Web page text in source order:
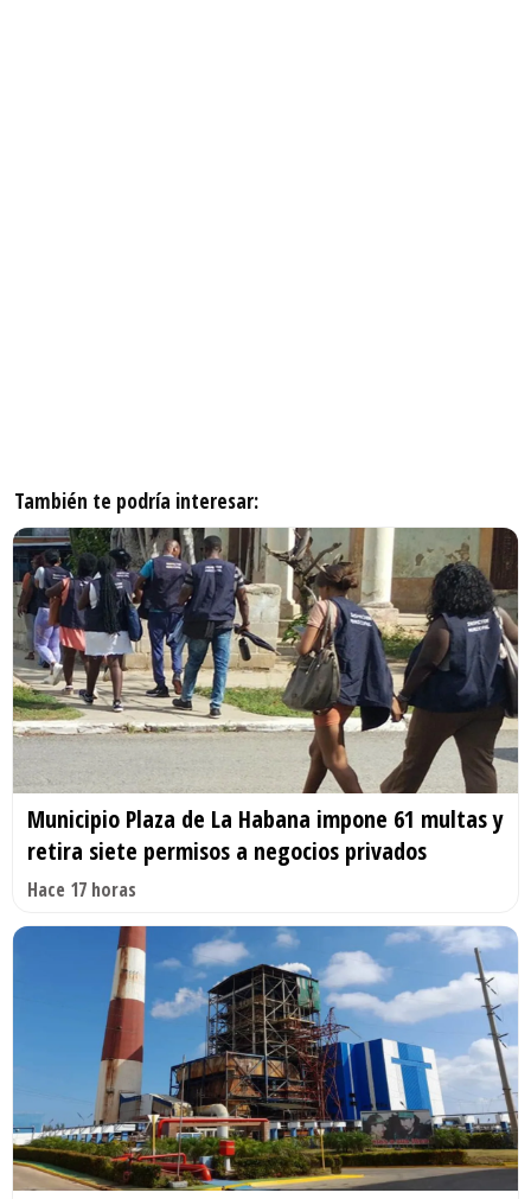
También te podría interesar:
Municipio Plaza de La Habana impone 61 multas y
retira siete permisos a negocios privados
Hace 17 horas